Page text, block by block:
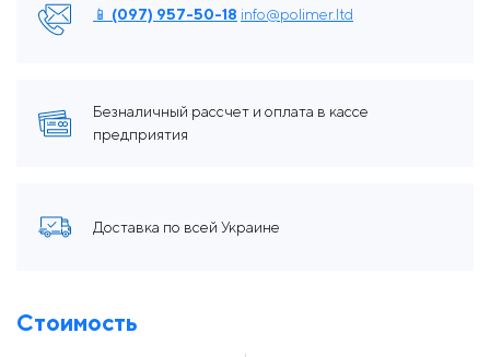
📱 (097) 957-50-18 info@polimer.ltd
Безналичный рассчет и оплата в кассе
предприятия
Доставка по всей Украине
Стоимость